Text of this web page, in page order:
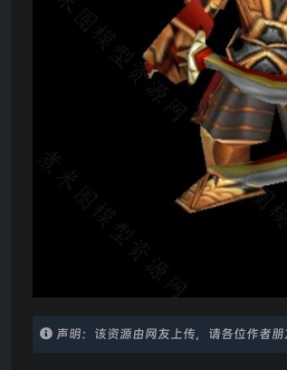
声明：该资源由网友上传，请各位作者